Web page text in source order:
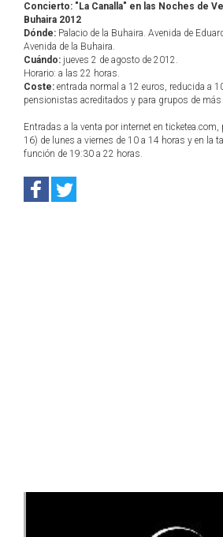
Concierto: "La Canalla" en las Noches de
Buhaira 2012
Dónde: Palacio de la Buhaira. Avenida de
Avenida de la Buhaira.
Cuándo: jueves 2 de agosto de 2012.
Horario: a las 22 horas.
Coste: entrada normal a 12 euros, reducida a
pensionistas acreditados y para grupos de
Entradas a la venta por internet en
16) de lunes a viernes de 10 a 14 horas y en la
función de 19:30 a 22 horas.